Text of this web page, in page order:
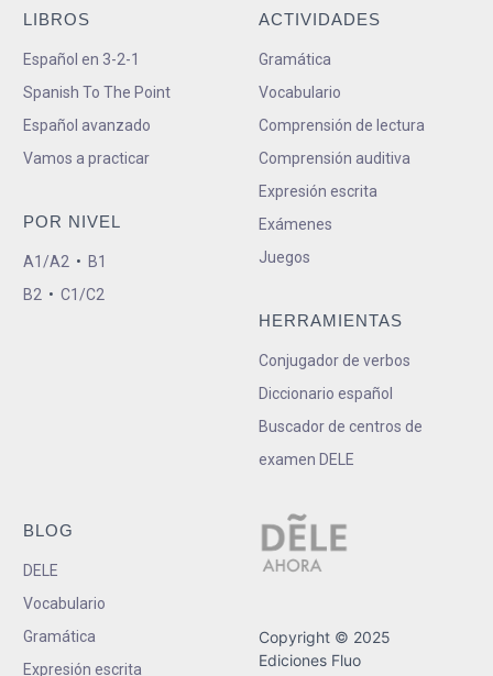
LIBROS
Español en 3-2-1
Spanish To The Point
Español avanzado
Vamos a practicar
POR NIVEL
A1/A2 • B1
B2 • C1/C2
ACTIVIDADES
Gramática
Vocabulario
Comprensión de lectura
Comprensión auditiva
Expresión escrita
Exámenes
Juegos
HERRAMIENTAS
Conjugador de verbos
Diccionario español
Buscador de centros de
examen DELE
BLOG
DELE
Vocabulario
Gramática
Expresión escrita
Copyright © 2025
Ediciones Fluo